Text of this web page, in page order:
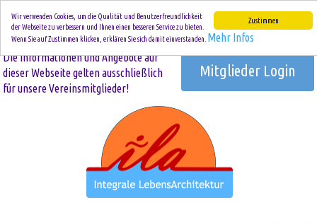
Zustimmen
Wir verwenden Cookies, um die Qualität und Benutzerfreundlichkeit
der Webseite zu verbessern und Ihnen einen besseren Service zu bieten.
Wenn Sie auf Zustimmen klicken, erklären Sie sich damit einverstanden. Mehr Infos
Mitglieder Login
Die Informationen und Angebote auf
dieser Webseite gelten ausschließlich
für unsere Vereinsmitglieder!